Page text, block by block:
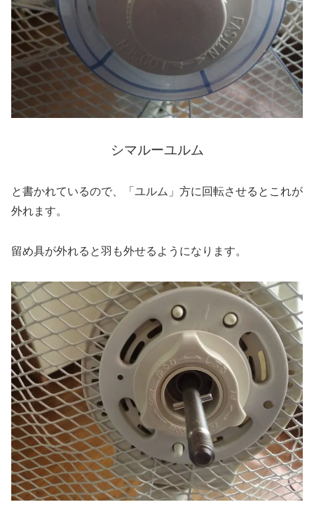
シマルーユルム
と書かれているので、「ユルム」方に回転させるとこれが
外れます。
留め具が外れると羽も外せるようになります。